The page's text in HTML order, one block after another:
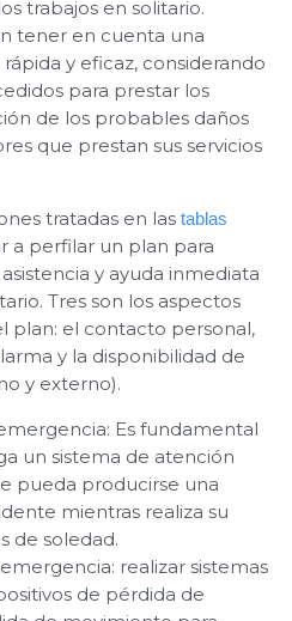
trabajos en solitario.
tener en cuenta una
y eficaz, considerando
para prestar los
de los probables daños
que prestan sus servicios
tratadas en las tablas
a perfilar un plan para
y ayuda inmediata
Tres son los aspectos
plan: el contacto personal,
y la disponibilidad de
y externo).
Es fundamental
un sistema de atención
pueda producirse una
mientras realiza su
de soledad.
realizar sistemas
de pérdida de